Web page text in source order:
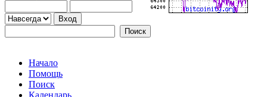
Начало
Помощь
Поиск
Календарь